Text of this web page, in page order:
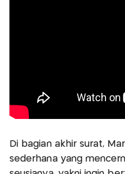
Di bagian akhir surat,
sederhana yang